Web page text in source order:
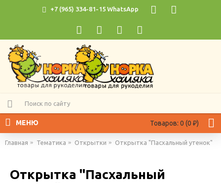
+7 (965) 334-81-15 WhatsApp
Товаров: 0 (0 ₽)
МЕНЮ
Главная Тематика Открытки Открытка "Пасхальный утенок"
Открытка "Пасхальный